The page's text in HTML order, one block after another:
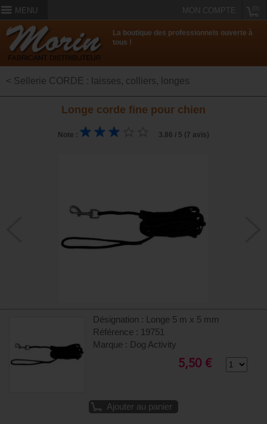
MENU MON COMPTE
La boutique des professionnels ouverte à
tous !
< Sellerie CORDE : laisses, colliers, longes
Longe corde fine pour chien
Note : 3.86 / 5 (7 avis)
Désignation : Longe 5 m x 5 mm
Référence : 19751
Marque : Dog Activity
5,50 €
Ajouter au panier